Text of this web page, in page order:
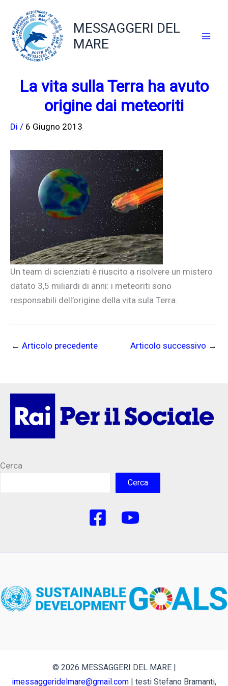
contenuto
MESSAGGERI DEL
MARE
La vita sulla Terra ha avuto
origine dai meteoriti
Di / 6 Giugno 2013
Un team di scienziati è riuscito a risolvere un mistero
datato 3,5 miliardi di anni: i meteoriti sono
responsabili dell’origine della vita sula Terra.
← Articolo precedente Articolo successivo →
Cerca
Cerca
© 2026 MESSAGGERI DEL MARE |
imessaggeridelmare@gmail.com | testi Stefano Bramanti,